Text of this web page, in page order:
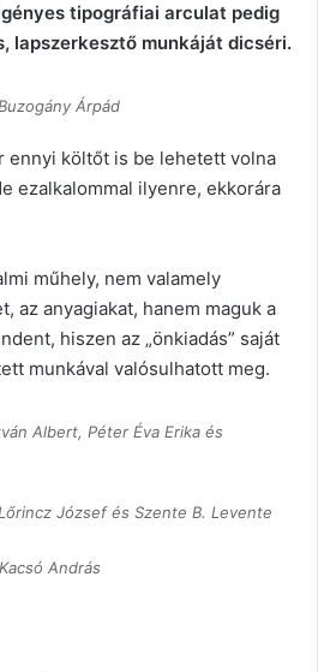
tipográfiai arculat pedig
lapszerkesztő munkáját dicséri.
Árpád
ennyi költőt is be lehetett volna
ezalkalommal ilyenre, ekkorára
műhely, nem valamely
az anyagiakat, hanem maguk a
hiszen az „önkiadás” saját
munkával valósulhatott meg.
Albert, Péter Éva Erika és
József és Szente B. Levente
Kacsó András